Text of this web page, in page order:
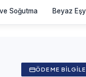
Soğutma Beyaz
ÖDEME